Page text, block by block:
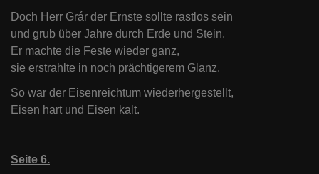
Doch Herr Grár der Ernste sollte rastlos sein
und grub über Jahre durch Erde und Stein.
Er machte die Feste wieder ganz,
sie erstrahlte in noch prächtigerem Glanz.
So war der Eisenreichtum wiederhergestellt,
Eisen hart und Eisen kalt.
Seite 6.